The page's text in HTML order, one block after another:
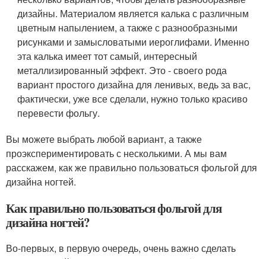
дизайны. Материалом является калька с различным
цветным напылением, а также с разнообразными
рисунками и замысловатыми иероглифами. Именно
эта калька имеет тот самый, интересный
металлизированный эффект. Это - своего рода
вариант простого дизайна для ленивых, ведь за вас,
фактически, уже все сделали, нужно только красиво
перевести фольгу.
Вы можете выбрать любой вариант, а также
проэкспериментировать с несколькими. А мы вам
расскажем, как же правильно пользоваться фольгой для
дизайна ногтей.
Как правильно пользоваться фольгой для
дизайна ногтей?
Во-первых, в первую очередь, очень важно сделать